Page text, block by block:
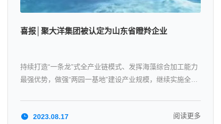
喜报│聚大洋集团被认定为山东省瞪羚企业
持续打造“一条龙”式全产业链模式、发挥海藻综合加工能力
最强优势，做强“两园一基地”建设产业规模，继续实施全球
不懈奋斗！为社会经济发展助力！
2023.08.17 阅读更多